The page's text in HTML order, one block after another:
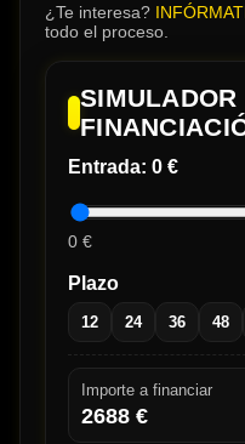
¿Te interesa?
todo el proceso.
SIMULADOR
Entrada: 0 €
0 €
Plazo
12 24 36 48
Importe a financiar
2688 €